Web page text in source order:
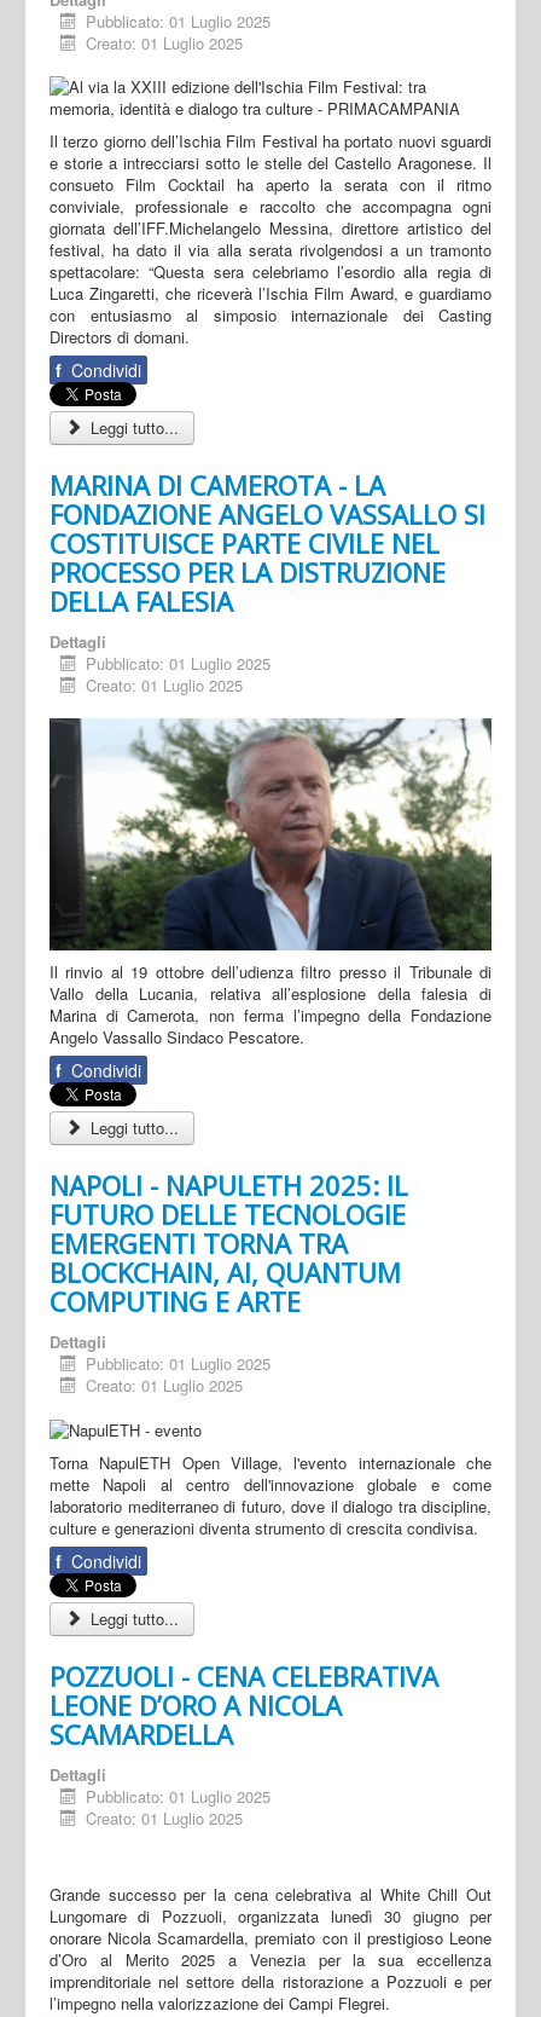
Pubblicato: 01 Luglio 2025
Creato: 01 Luglio 2025
Il terzo giorno dell’Ischia Film Festival ha portato nuovi sguardi
e storie a intrecciarsi sotto le stelle del Castello Aragonese. Il
consueto Film Cocktail ha aperto la serata con il ritmo
conviviale, professionale e raccolto che accompagna ogni
giornata dell’IFF.Michelangelo Messina, direttore artistico del
festival, ha dato il via alla serata rivolgendosi a un tramonto
spettacolare: “Questa sera celebriamo l’esordio alla regia di
Luca Zingaretti, che riceverà l’Ischia Film Award, e guardiamo
con entusiasmo al simposio internazionale dei Casting
Directors di domani.
f Condividi
Leggi tutto...
MARINA DI CAMEROTA - LA
FONDAZIONE ANGELO VASSALLO SI
COSTITUISCE PARTE CIVILE NEL
PROCESSO PER LA DISTRUZIONE
DELLA FALESIA
Dettagli
Pubblicato: 01 Luglio 2025
Creato: 01 Luglio 2025
Il rinvio al 19 ottobre dell’udienza filtro presso il Tribunale di
Vallo della Lucania, relativa all’esplosione della falesia di
Marina di Camerota, non ferma l’impegno della Fondazione
Angelo Vassallo Sindaco Pescatore.
f Condividi
Leggi tutto...
NAPOLI - NAPULETH 2025: IL
FUTURO DELLE TECNOLOGIE
EMERGENTI TORNA TRA
BLOCKCHAIN, AI, QUANTUM
COMPUTING E ARTE
Dettagli
Pubblicato: 01 Luglio 2025
Creato: 01 Luglio 2025
Torna NapulETH Open Village, l'evento internazionale che
mette Napoli al centro dell'innovazione globale e come
laboratorio mediterraneo di futuro, dove il dialogo tra discipline,
culture e generazioni diventa strumento di crescita condivisa.
f Condividi
Leggi tutto...
POZZUOLI - CENA CELEBRATIVA
LEONE D’ORO A NICOLA
SCAMARDELLA
Dettagli
Pubblicato: 01 Luglio 2025
Creato: 01 Luglio 2025
Grande successo per la cena celebrativa al White Chill Out
Lungomare di Pozzuoli, organizzata lunedì 30 giugno per
onorare Nicola Scamardella, premiato con il prestigioso Leone
d’Oro al Merito 2025 a Venezia per la sua eccellenza
imprenditoriale nel settore della ristorazione a Pozzuoli e per
l’impegno nella valorizzazione dei Campi Flegrei.